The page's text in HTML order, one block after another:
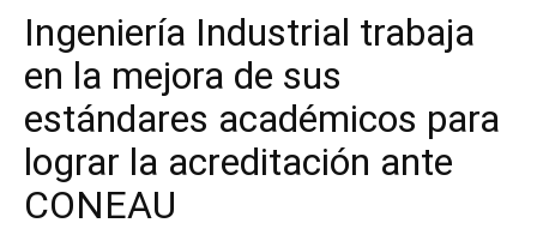
Ingeniería Industrial trabaja
en la mejora de sus
estándares académicos para
lograr la acreditación ante
CONEAU